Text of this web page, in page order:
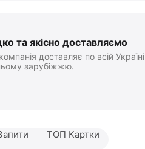
та якісно доставляємо
доставляє по всій
зарубіжжю.
ТОП Картки